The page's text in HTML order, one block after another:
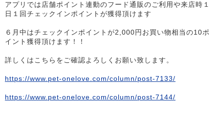
アプリでは店舗ポイント連動のフード通販のご利用や来店時１
日１回チェックインポイントが獲得頂けます
６月中はチェックインポイントが2,000円お買い物相当の10ポ
イント獲得頂けます！！
詳しくはこちらをご確認よろしくお願い致します。
https://www.pet-onelove.com/column/post-7133/
https://www.pet-onelove.com/column/post-7144/